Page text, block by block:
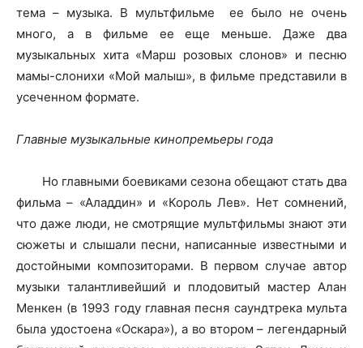
тема – музыка. В мультфильме ее было не очень
много, а в фильме ее еще меньше. Даже два
музыкальных хита «Марш розовых слонов» и песню
мамы-слонихи «Мой малыш», в фильме представили в
усеченном формате.
Главные музыкальные кинопремьеры года
Но главными боевиками сезона обещают стать два
фильма – «Аладдин» и «Король Лев». Нет сомнений,
что даже люди, не смотрящие мультфильмы знают эти
сюжеты и слышали песни, написанные известными и
достойными композиторами. В первом случае автор
музыки талантливейший и плодовитый мастер Алан
Менкен (в 1993 году главная песня саундтрека мульта
была удостоена «Оскара»), а во втором – легендарный